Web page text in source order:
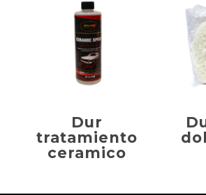
Dur
tratamiento
ceramico